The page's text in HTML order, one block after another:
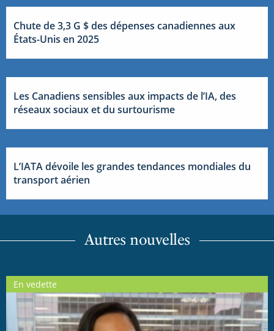
Chute de 3,3 G $ des dépenses canadiennes aux
États-Unis en 2025
Les Canadiens sensibles aux impacts de l’IA, des
réseaux sociaux et du surtourisme
L’IATA dévoile les grandes tendances mondiales du
transport aérien
Autres nouvelles
En vedette